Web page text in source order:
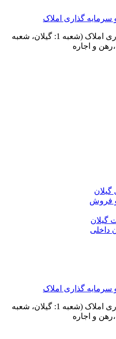
کاسپی لند برند معتبر سرمایه گذاری املاک (شعبه 1: گیلان، شعبه
فروش
گیلان
داخلی
کاسپی لند برند معتبر سرمایه گذاری املاک (شعبه 1: گیلان، شعبه